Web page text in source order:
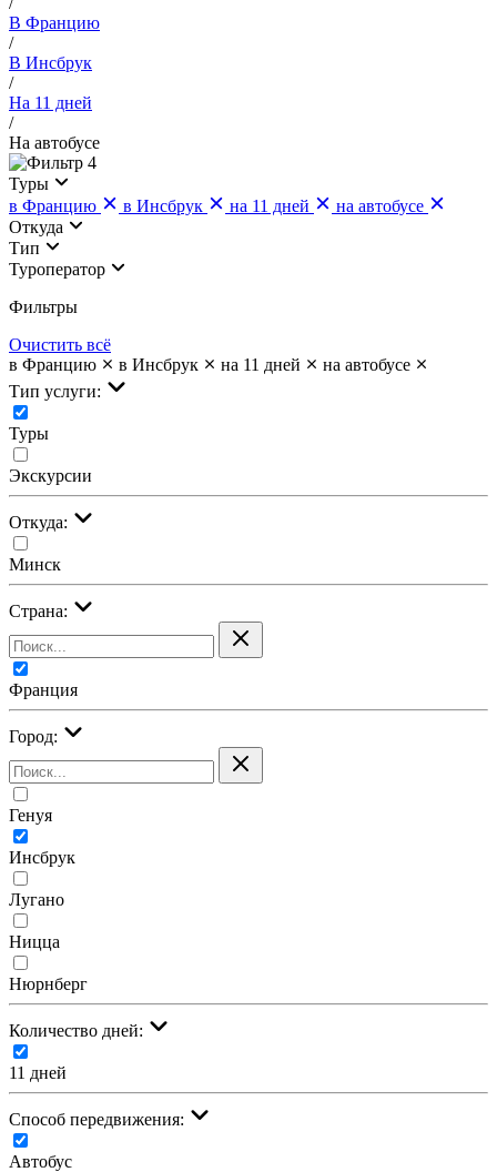
В Францию
/
В Инсбрук
/
На 11 дней
/
На автобусе
4
Туры
в Францию
в Инсбрук на 11 дней
на автобусе
Откуда
Тип
Туроператор
Фильтры
Очистить всё
в Францию
в Инсбрук на 11 дней
на автобусе
Тип услуги:
Туры
Экскурсии
Откуда:
Минск
Страна:
Франция
Город:
Генуя
Инсбрук
Лугано
Ницца
Нюрнберг
Количество дней:
11 дней
Cпособ передвижения:
Автобус